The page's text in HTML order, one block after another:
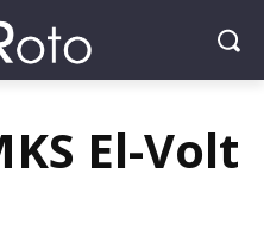
El-Volt